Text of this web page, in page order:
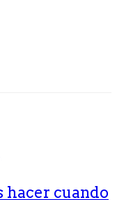
hacer cuando